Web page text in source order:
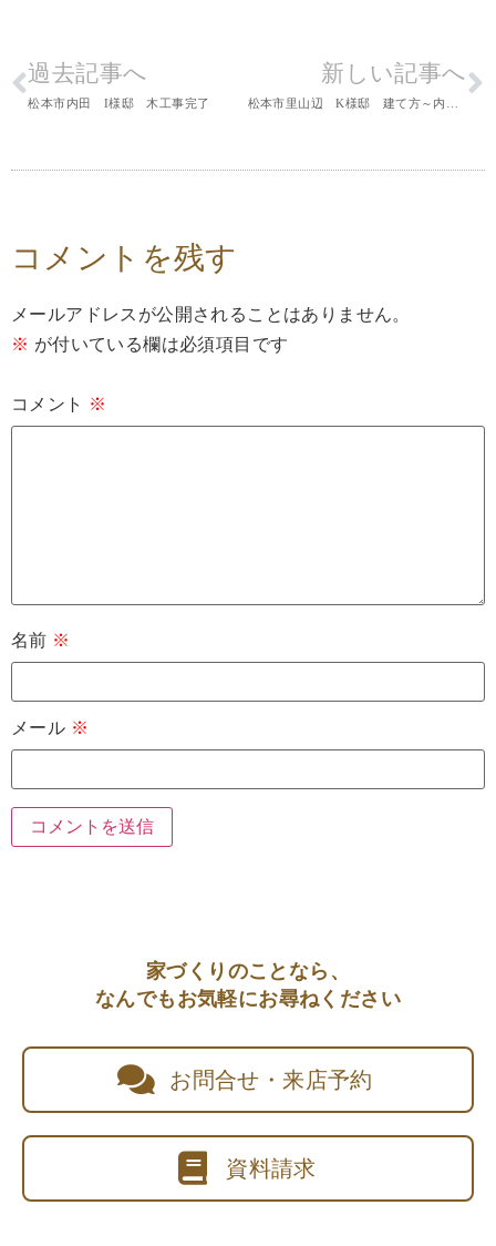
過去記事へ
松本市内田 I様邸 木工事完了
新しい記事へ
松本市里山辺 K様邸 建て方～内部造作
コメントを残す
メールアドレスが公開されることはありません。
※ が付いている欄は必須項目です
コメント ※
名前 ※
メール ※
家づくりのことなら、
なんでもお気軽にお尋ねください
お問合せ・来店予約
資料請求